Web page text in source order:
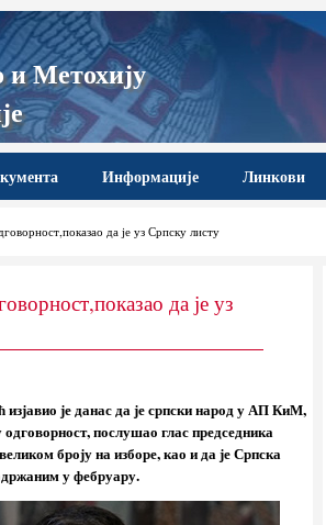
и Метохију
Информације Линкови
да је уз Српску листу
да је уз
је данас да је српски народ у АП КиМ,
послушао глас председника
броју на изборе, као и да је Српска
у фебруару.